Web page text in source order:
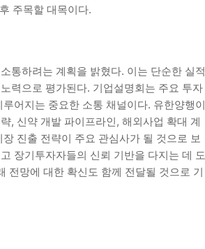
주목할 대목이다.
통하려는 계획을 밝혔다. 이는 단순한 실적
력으로 평가된다. 기업설명회는 주요 투자
어지는 중요한 소통 채널이다. 유한양행이
, 신약 개발 파이프라인, 해외사업 확대 계
진출 전략이 주요 관심사가 될 것으로 보
장기투자자들의 신뢰 기반을 다지는 데 도
전망에 대한 확신도 함께 전달될 것으로 기